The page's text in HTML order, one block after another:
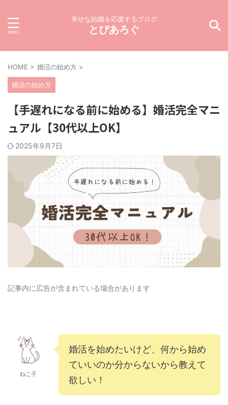
幸せな結婚を応援するブログ
とぴあろぐ
HOME > 婚活の始め方 >
婚活の始め方
【手遅れになる前に始める】婚活完全マニ
ュアル【30代以上OK】
2025年9月7日
記事内に広告が含まれている場合があります
ねこ子
婚活を始めたいけど、何から始め
ていいのか分からないから教えて
欲しい！